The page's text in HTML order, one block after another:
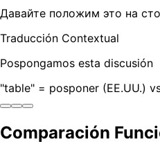
Давайте положим это на
Traducción Contextual
Pospongamos esta discusión
"table" = posponer (EE.UU.)
Comparación